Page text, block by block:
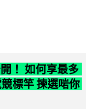
！ 如何享最多
標竿 揀選啱你